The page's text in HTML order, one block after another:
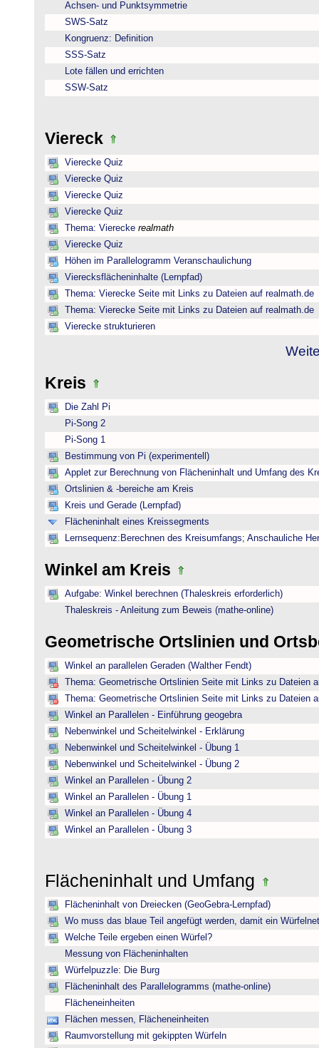
Achsen- und Punktsymmetrie
SWS-Satz
Kongruenz: Definition
SSS-Satz
Lote fällen und errichten
SSW-Satz
Viereck
Vierecke Quiz
Vierecke Quiz
Vierecke Quiz
Vierecke Quiz
Thema: Vierecke realmath
Vierecke Quiz
Höhen im Parallelogramm Veranschaulichung
Vierecksflächeninhalte (Lernpfad)
Thema: Vierecke Seite mit Links zu Dateien auf realmath.de
Thema: Vierecke Seite mit Links zu Dateien auf realmath.de
Vierecke strukturieren
Kreis
Die Zahl Pi
Pi-Song 2
Pi-Song 1
Bestimmung von Pi (experimentell)
Applet zur Berechnung von Flächeninhalt und Umfang des
Ortslinien & -bereiche am Kreis
Kreis und Gerade (Lernpfad)
Flächeninhalt eines Kreissegments
Lernsequenz:Berechnen des Kreisumfangs; Anschauliche
Winkel am Kreis
Aufgabe: Winkel berechnen (Thaleskreis erforderlich)
Thaleskreis - Anleitung zum Beweis (mathe-online)
Geometrische Ortslinien und
Winkel an parallelen Geraden (Walther Fendt)
Thema: Geometrische Ortslinien Seite mit Links zu Dateien
Thema: Geometrische Ortslinien Seite mit Links zu Dateien
Winkel an Parallelen - Einführung geogebra
Nebenwinkel und Scheitelwinkel - Erklärung
Nebenwinkel und Scheitelwinkel - Übung 1
Nebenwinkel und Scheitelwinkel - Übung 2
Winkel an Parallelen - Übung 2
Winkel an Parallelen - Übung 1
Winkel an Parallelen - Übung 4
Winkel an Parallelen - Übung 3
Flächeninhalt und Umfang
Flächeninhalt von Dreiecken (GeoGebra-Lernpfad)
Wo muss das blaue Teil angefügt werden, damit ein
Welche Teile ergeben einen Würfel?
Messung von Flächeninhalten
Würfelpuzzle: Die Burg
Flächeninhalt des Parallelogramms (mathe-online)
Flächeneinheiten
Flächen messen, Flächeneinheiten
Raumvorstellung mit gekippten Würfeln